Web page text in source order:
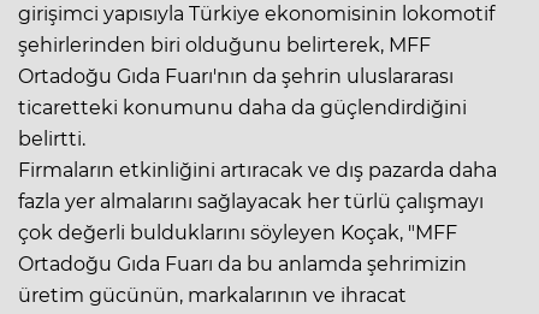
girişimci yapısıyla Türkiye ekonomisinin lokomotif
şehirlerinden biri olduğunu belirterek, MFF
Ortadoğu Gıda Fuarı'nın da şehrin uluslararası
ticaretteki konumunu daha da güçlendirdiğini
belirtti.
Firmaların etkinliğini artıracak ve dış pazarda daha
fazla yer almalarını sağlayacak her türlü çalışmayı
çok değerli bulduklarını söyleyen Koçak, "MFF
Ortadoğu Gıda Fuarı da bu anlamda şehrimizin
üretim gücünün, markalarının ve ihracat